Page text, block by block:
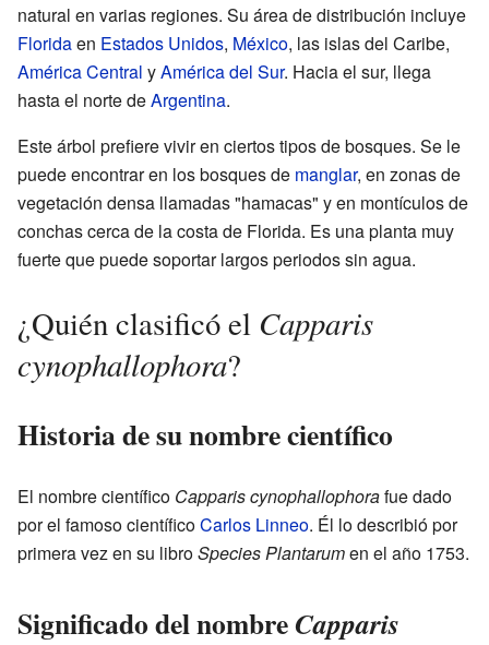
natural en varias regiones. Su área de distribución incluye
Floridaen Estados Unidos, México, las islas del Caribe,
América Central yAmérica del Sur. Hacia el sur, llega
hasta el norte deArgentina.
Este árbol prefiere vivir en ciertos tipos de bosques. Se le
puede encontrar en los bosques de manglar, en zonas de
vegetación densa llamadas "hamacas" y en montículos de
conchas cerca de la costa de Florida. Es una planta muy
fuerte que puede soportar largos periodos sin agua.
¿Quién clasificó el Capparis
cynophallophora?
Historia de su nombre científico
El nombre científico Capparis cynophallophorafue dado
por el famoso científicoCarlos Linneo. Él lo describió por
primera vez en su libroSpecies Plantarumen el año 1753.
Significado del nombreCapparis